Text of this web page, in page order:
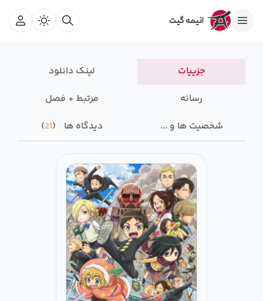
جزییات
لینک دانلود
رسانه‌
مرتبط + فصل
شخصیت ها و ...
دیدگاه ها 21